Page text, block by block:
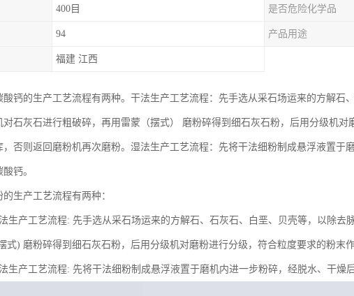
400目 是否危险化学品
94 产品用途
福建 江西
酸钙的生产工艺流程有两种。干法生产工艺流程：先手选从采石场运来的方解石
对石灰石进行粗破碎，再用雷蒙（摆式） 磨粉碎得到细石灰石粉，后用分级机
，否则返回磨粉机再次磨粉。湿法生产工艺流程：先将干法细粉制成悬浮液置于
钙。
的生产工艺流程有两种：
生产工艺流程: 先手选从采石场运来的方解石、石灰石、白垩、贝壳等，以除去
式) 磨粉碎得到细石灰石粉，后用分级机对磨粉进行分级，符合粒度要求的粉末
生产工艺流程: 先将干法细粉制成悬浮液置于磨机内进一步粉碎，经脱水、干燥